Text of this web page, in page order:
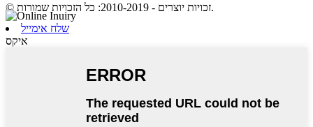
© זכויות יוצרים - 2010-2019: כל הזכויות שמורות.
שלח אימייל
איקס